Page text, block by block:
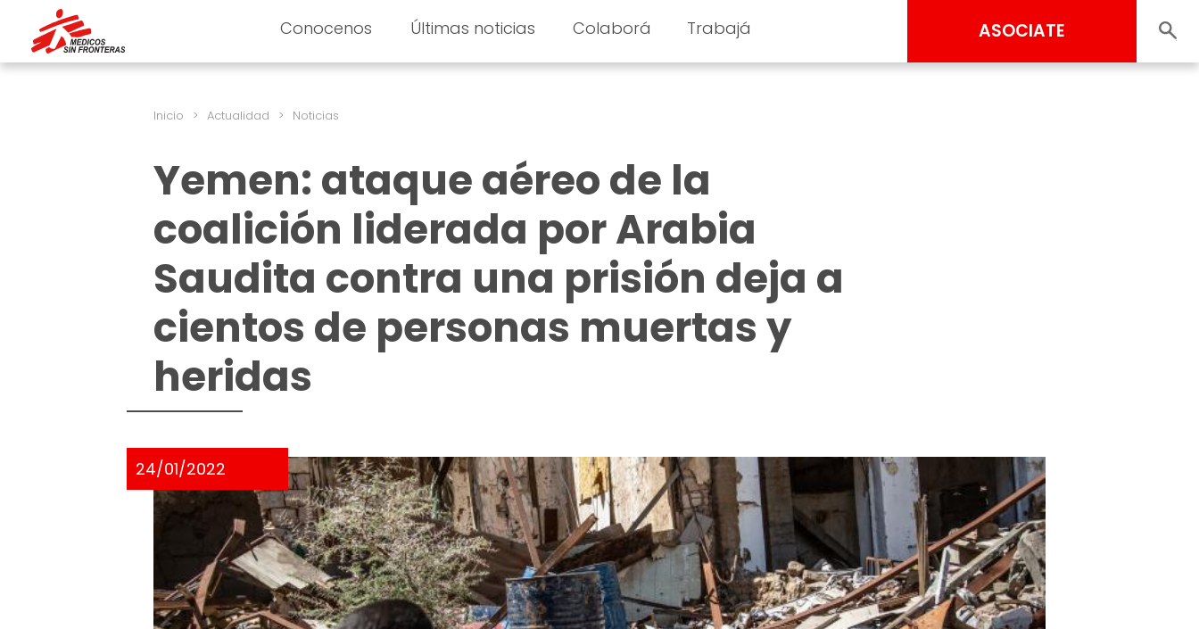
Conocenos Últimas noticias Colaborá Trabajá ASOCIATE
Inicio > Actualidad > Noticias
Yemen: ataque aéreo de la
coalición liderada por Arabia
Saudita contra una prisión deja a
cientos de personas muertas y
heridas
24/01/2022